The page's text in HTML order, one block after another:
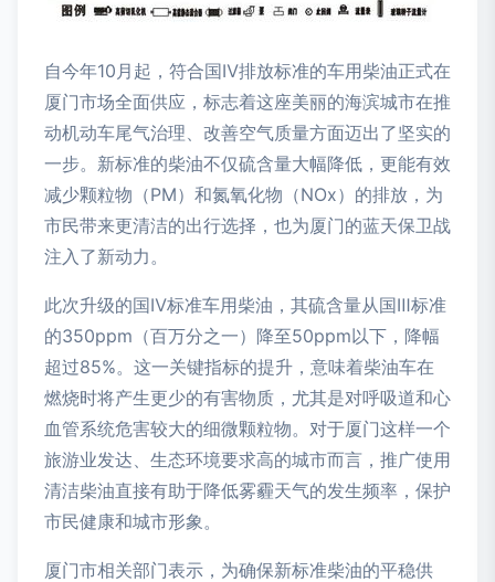
自今年10月起，符合国Ⅳ排放标准的车用柴油正式在
厦门市场全面供应，标志着这座美丽的海滨城市在推
动机动车尾气治理、改善空气质量方面迈出了坚实的
一步。新标准的柴油不仅硫含量大幅降低，更能有效
减少颗粒物（PM）和氮氧化物（NOx）的排放，为
市民带来更清洁的出行选择，也为厦门的蓝天保卫战
注入了新动力。
此次升级的国Ⅳ标准车用柴油，其硫含量从国Ⅲ标准
的350ppm（百万分之一）降至50ppm以下，降幅
超过85%。这一关键指标的提升，意味着柴油车在
燃烧时将产生更少的有害物质，尤其是对呼吸道和心
血管系统危害较大的细微颗粒物。对于厦门这样一个
旅游业发达、生态环境要求高的城市而言，推广使用
清洁柴油直接有助于降低雾霾天气的发生频率，保护
市民健康和城市形象。
厦门市相关部门表示，为确保新标准柴油的平稳供